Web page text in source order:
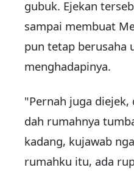
gubuk. Ejekan
sampai membuat
pun tetap berusaha
menghadapinya.
"Pernah juga
dah rumahnya
kadang, kujawab
rumahku itu, ada